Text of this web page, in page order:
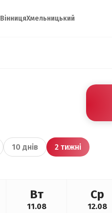
ВінницяХмельницький
10 днів 2 тижні
Вт
11.08
Ср
12.08